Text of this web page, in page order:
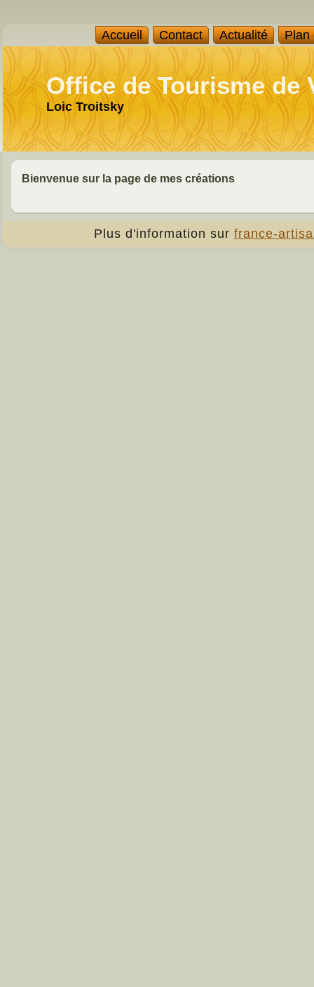
Accueil Contact Actualité Plan
Office de Tourisme de
Loic Troitsky
Bienvenue sur la page de mes créations
Plus d'information sur france-